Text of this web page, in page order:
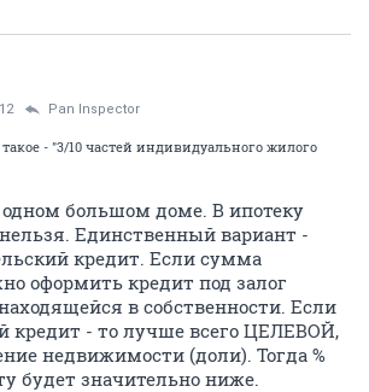
Pan Inspector
- "3/10 частей индивидуального жилого
одном большом доме. В ипотеку
Единственный вариант -
кредит. Если сумма
оформить кредит под залог
в собственности. Если
кредит - то лучше всего ЦЕЛЕВОЙ,
недвижимости (доли). Тогда %
будет значительно ниже.